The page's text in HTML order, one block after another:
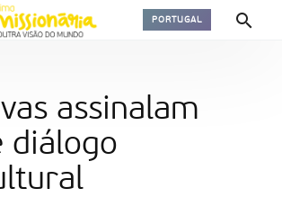
PORTUGAL
assinalam
diálogo